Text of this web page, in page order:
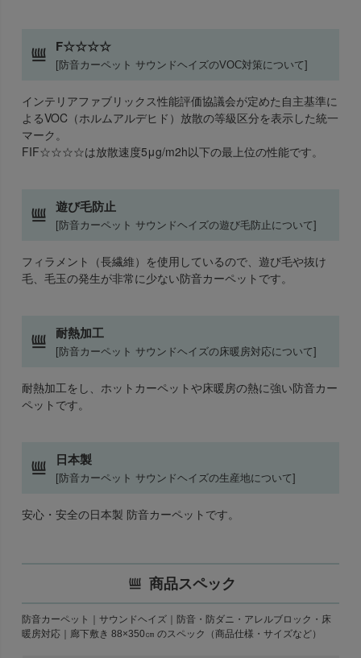
F☆☆☆☆
[防音カーペット サウンドヘイズのVOC対策について]
インテリアファブリックス性能評価協議会が定めた自主基準に
よるVOC（ホルムアルデヒド）放散の等級区分を表示した統一
マーク。
FIF☆☆☆☆は放散速度5μg/m2h以下の最上位の性能です。
遊び毛防止
[防音カーペット サウンドヘイズの遊び毛防止について]
フィラメント（長繊維）を使用しているので、遊び毛や抜け
毛、毛玉の発生が非常に少ない防音カーペットです。
耐熱加工
[防音カーペット サウンドヘイズの床暖房対応について]
耐熱加工をし、ホットカーペットや床暖房の熱に強い防音カー
ペットです。
日本製
[防音カーペット サウンドヘイズの生産地について]
安心・安全の日本製 防音カーペットです。
商品スペック
防音カーペット｜サウンドヘイズ｜防音・防ダニ・アレルブロック・床
暖房対応｜廊下敷き 88×350㎝ のスペック（商品仕様・サイズなど）